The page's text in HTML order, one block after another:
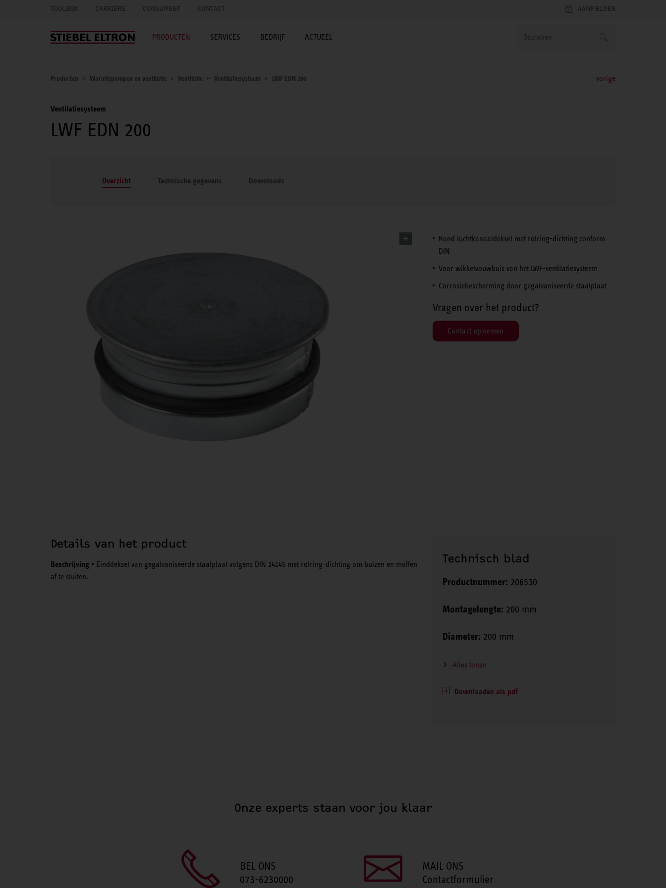
TOOLBOX CARRIÈRE CONSUMENT CONTACT AANMELDEN
PRODUCTEN SERVICES BEDRIJF ACTUEEL
Producten Warmtepompen en ventilatie Ventilatie Ventilatiesysteem LWF EDN 200 vorige
Ventilatiesysteem
LWF EDN 200
Overzicht Technische gegevens Downloads
Rond luchtkanaaldeksel met rolring-dichting conform
DIN
Voor wikkelvouwbuis van het LWF-ventilatiesysteem
Corrosiebescherming door gegalvaniseerde staalplaat
Vragen over het product?
Contact opnemen
Details van het product
Beschrijving • Einddeksel van gegalvaniseerde staalplaat volgens DIN 24145 met rolring-dichting om buizen en moffen
af te sluiten.
Technisch blad
Productnummer: 206530
Montagelengte: 200 mm
Diameter: 200 mm
Alles tonen
Downloaden als pdf
Onze experts staan voor jou klaar
BEL ONS
073-6230000
MAIL ONS
Contactformulier